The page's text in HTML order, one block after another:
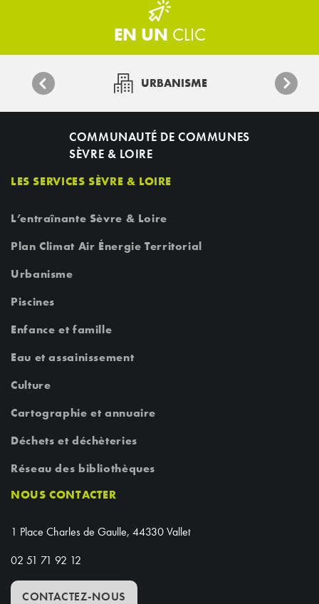
EN UN CLIC
URBANISME
COMMUNAUTÉ DE COMMUNES
SÈVRE & LOIRE
LES SERVICES SÈVRE & LOIRE
L’entraînante Sèvre & Loire
Plan Climat Air Énergie Territorial
Urbanisme
Piscines
Enfance et famille
Eau et assainissement
Culture
Cartographie et annuaire
Déchets et déchèteries
Réseau des bibliothèques
NOUS CONTACTER
1 Place Charles de Gaulle, 44330 Vallet
02 51 71 92 12
CONTACTEZ-NOUS